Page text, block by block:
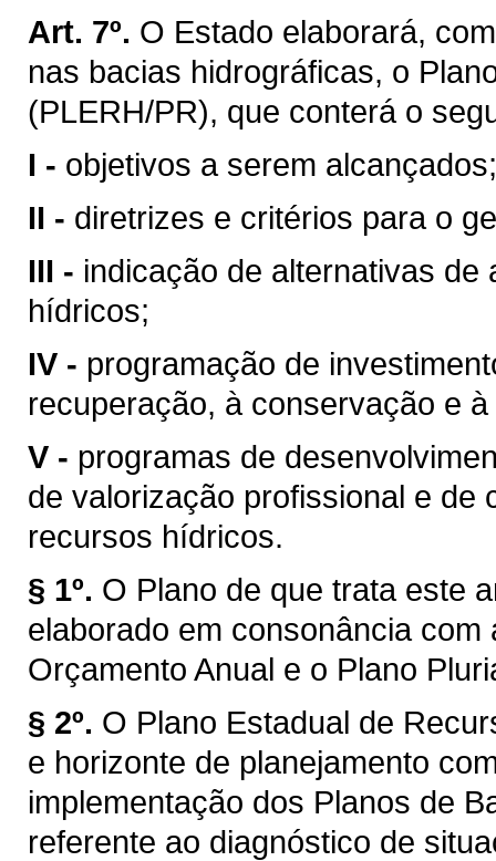
Art. 7º. O Estado elaborará,
nas bacias hidrográficas, o
(PLERH/PR), que conterá o
I - objetivos a serem alcançados;
II - diretrizes e critérios para o
III - indicação de alternativas
hídricos;
IV - programação de
recuperação, à conservação e
V - programas de
de valorização profissional e de
recursos hídricos.
§ 1º. O Plano de que trata este
elaborado em consonância
Orçamento Anual e o Plano
§ 2º. O Plano Estadual de
e horizonte de planejamento
implementação dos Planos de
referente ao diagnóstico de